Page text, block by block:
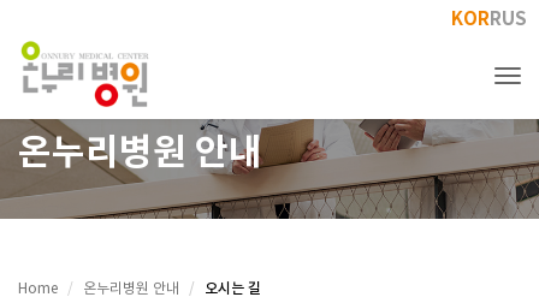
KORRUS
온누리병원 안내
Home 온누리병원 안내 오시는 길